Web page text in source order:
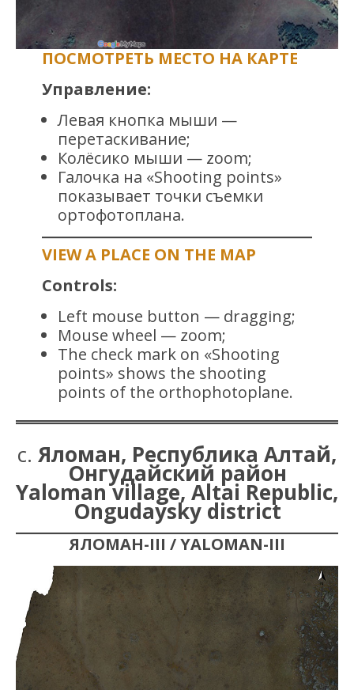
ПОСМОТРЕТЬ МЕСТО НА КАРТЕ
Управление:
Левая кнопка мыши —
перетаскивание;
Колёсико мыши — zoom;
Галочка на «Shooting points»
показывает точки съемки
ортофотоплана.
VIEW A PLACE ON THE MAP
Controls:
Left mouse button — dragging;
Mouse wheel — zoom;
The check mark on «Shooting
points» shows the shooting
points of the orthophotoplane.
с. Яломан, Республика Алтай,
Онгудайский район
Yaloman village, Altai Republic,
Ongudaysky district
ЯЛОМАН-III / YALOMAN-III